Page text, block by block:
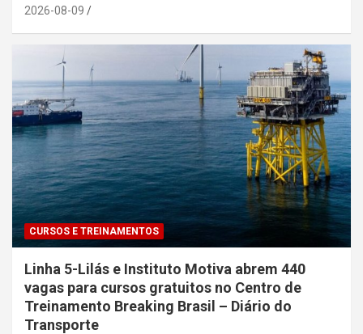
2026-08-09
CURSOS E TREINAMENTOS
Linha 5-Lilás e Instituto Motiva abrem 440
vagas para cursos gratuitos no Centro de
Treinamento Breaking Brasil – Diário do
Transporte